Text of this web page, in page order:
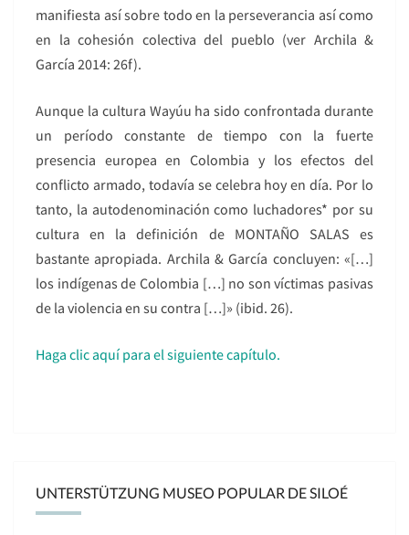
manifiesta así sobre todo en la perseverancia así como
en la cohesión colectiva del pueblo (ver Archila &
García 2014: 26f).
Aunque la cultura Wayúu ha sido confrontada durante
un período constante de tiempo con la fuerte
presencia europea en Colombia y los efectos del
conflicto armado, todavía se celebra hoy en día. Por lo
tanto, la autodenominación como luchadores* por su
cultura en la definición de MONTAÑO SALAS es
bastante apropiada. Archila & García concluyen: «[…]
los indígenas de Colombia […] no son víctimas pasivas
de la violencia en su contra […]» (ibid. 26).
Haga clic aquí para el siguiente capítulo.
UNTERSTÜTZUNG MUSEO POPULAR DE SILOÉ